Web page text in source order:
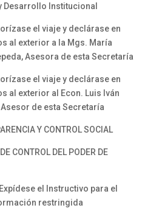
Desarrollo Institucional
el viaje y declárase en
al exterior a la Mgs. María
Asesora de esta Secretaría
el viaje y declárase en
al exterior al Econ. Luis Iván
de esta Secretaría
Y CONTROL SOCIAL
CONTROL DEL PODER DE
el Instructivo para el
restringida